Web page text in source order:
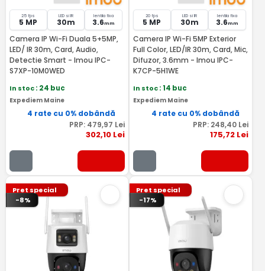
25 fps
5 MP
LED si IR
30m
lentila fixa
3.6mm
Camera IP Wi-Fi Duala 5+5MP,
LED/ IR 30m, Card, Audio,
Detectie Smart - Imou IPC-
S7XP-10M0WED
In stoc: 24 buc
Expediem Maine
4 rate cu 0% dobândă
PRP: 479,97 Lei
302,10Lei
20 fps
5 MP
LED si IR
30m
lentila fixa
3.6mm
Camera IP Wi-Fi 5MP Exterior
Full Color, LED/IR 30m, Card, Mic,
Difuzor, 3.6mm - Imou IPC-
K7CP-5H1WE
In stoc: 14 buc
Expediem Maine
4 rate cu 0% dobândă
PRP: 248,40 Lei
175,72 Lei
Pret special
-8%
Pret special
-17%